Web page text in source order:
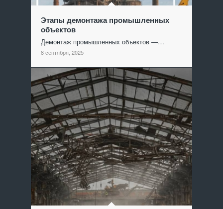
Этапы демонтажа промышленных
объектов
Демонтаж промышленных объектов —…
8 сентября, 2025